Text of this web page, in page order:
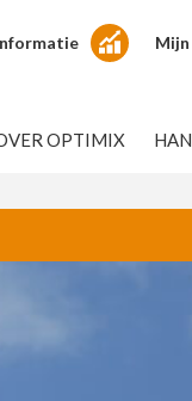
OPTIMIX